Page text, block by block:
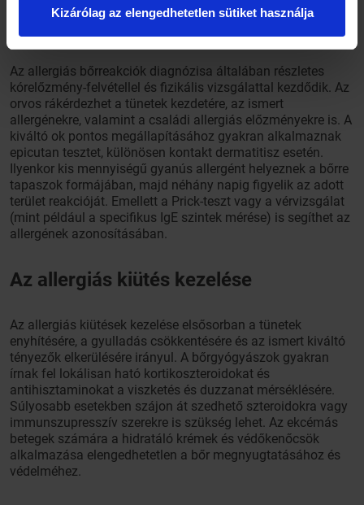
Kizárólag az elengedhetetlen sütiket használja
bőrkiütések?
Az allergiás bőrreakciók diagnózisa általában részletes
kórelőzmény-felvétellel és fizikális vizsgálattal kezdődik. Az
orvos rákérdezhet a tünetek kezdetére, az ismert
allergénekre, valamint a családi allergiás előzményekre is. A
kiváltó ok pontos megállapításához gyakran alkalmaznak
epicutan tesztet, különösen kontakt dermatitisz esetén.
Ilyenkor kis mennyiségű gyanús allergént helyeznek a bőrre
tapaszok formájában, majd néhány napig figyelik az adott
terület reakcióját. Emellett a Prick-teszt vagy a vérvizsgálat
(mint például a specifikus IgE szintek mérése) is segíthet az
allergének azonosításában.
Az allergiás kiütés kezelése
Az allergiás kiütések kezelése elsősorban a tünetek
enyhítésére, a gyulladás csökkentésére és az ismert kiváltó
tényezők elkerülésére irányul. A bőrgyógyászok gyakran
írnak fel lokálisan ható kortikoszteroidokat és
antihisztaminokat a viszketés és duzzanat mérséklésére.
Súlyosabb esetekben szájon át szedhető szteroidokra vagy
immunszupresszív szerekre is szükség lehet. Az ekcémás
betegek számára a hidratáló krémek és védőkenőcsök
alkalmazása elengedhetetlen a bőr megnyugtatásához és
védelméhez.